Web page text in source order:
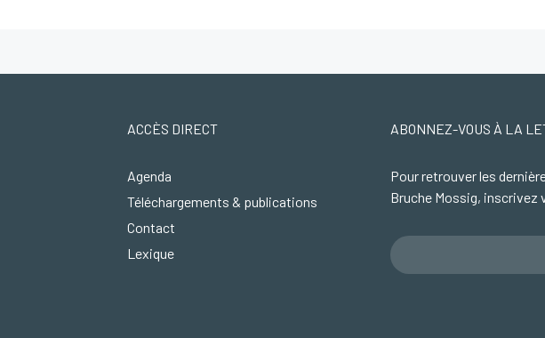
ACCÈS DIRECT
Agenda
Téléchargements & publications
Contact
Lexique
ABONNEZ-VOUS À LA
Pour retrouver les
Bruche Mossig, inscrivez